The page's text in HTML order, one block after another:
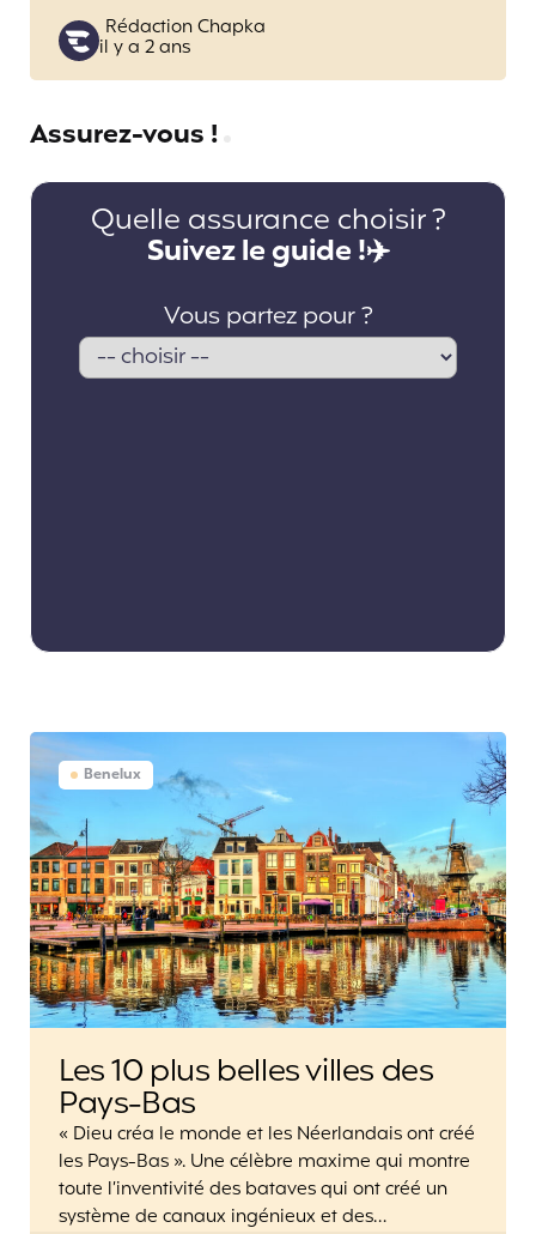
Posted
by
Rédaction Chapka
il y a 2 ans
Assurez-vous !
Benelux
Les 10 plus belles villes des
Pays-Bas
« Dieu créa le monde et les Néerlandais ont créé
les Pays-Bas ». Une célèbre maxime qui montre
toute l’inventivité des bataves qui ont créé un
système de canaux ingénieux et des…